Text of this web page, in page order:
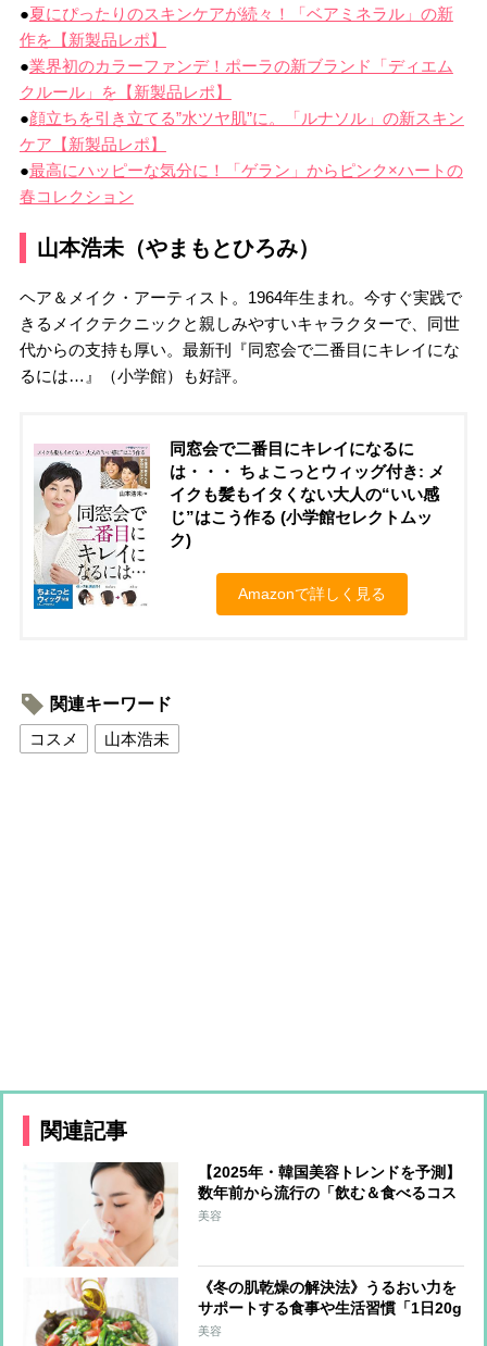
●夏にぴったりのスキンケアが続々！「ベアミネラル」の新
作を【新製品レポ】
●業界初のカラーファンデ！ポーラの新ブランド「ディエム
クルール」を【新製品レポ】
●顔立ちを引き立てる”水ツヤ肌”に。「ルナソル」の新スキン
ケア【新製品レポ】
●最高にハッピーな気分に！「ゲラン」からピンク×ハートの
春コレクション
山本浩未（やまもとひろみ）
ヘア＆メイク・アーティスト。1964年生まれ。今すぐ実践で
きるメイクテクニックと親しみやすいキャラクターで、同世
代からの支持も厚い。最新刊『同窓会で二番目にキレイにな
るには…』（小学館）も好評。
同窓会で二番目にキレイになるに
は・・・ ちょこっとウィッグ付き: メ
イクも髪もイタくない大人の“いい感
じ”はこう作る (小学館セレクトムッ
ク)
Amazonで詳しく見る
関連キーワード
コスメ
山本浩未
関連記事
【2025年・韓国美容トレンドを予測】
数年前から流行の「飲む＆食べるコス
メ」が日本上陸か 最注目は上あごに
美容
《冬の肌乾燥の解決法》うるおい力を
サポートする食事や生活習慣「1日20g
の油脂を」「外出時はマスクで保湿」
美容